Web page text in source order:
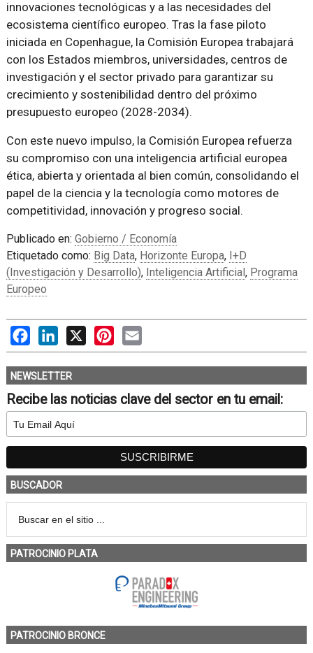
innovaciones tecnológicas y a las necesidades del
ecosistema científico europeo. Tras la fase piloto
iniciada en Copenhague, la Comisión Europea trabajará
con los Estados miembros, universidades, centros de
investigación y el sector privado para garantizar su
crecimiento y sostenibilidad dentro del próximo
presupuesto europeo (2028-2034).
Con este nuevo impulso, la Comisión Europea refuerza
su compromiso con una inteligencia artificial europea
ética, abierta y orientada al bien común, consolidando el
papel de la ciencia y la tecnología como motores de
competitividad, innovación y progreso social.
Publicado en: Gobierno / Economía
Etiquetado como: Big Data, Horizonte Europa, I+D
(Investigación y Desarrollo), Inteligencia Artificial, Programa
Europeo
FacebookLinkedIn
X PinterestEmail
NEWSLETTER
Recibe las noticias clave del sector en tu email:
BUSCADOR
PATROCINIO PLATA
PATROCINIO BRONCE